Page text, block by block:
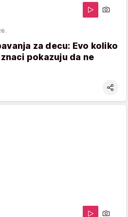
za decu: Evo koliko
pokazuju da ne